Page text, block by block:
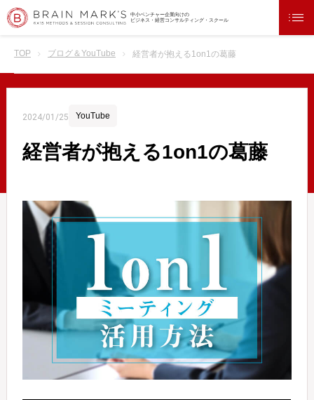
中小ベンチャー企業向けの
ビジネス・経営コンサルティング・スクール
TOP ブログ＆YouTube 経営者が抱える1on1の葛藤
2024/01/25 YouTube
経営者が抱える1on1の葛藤